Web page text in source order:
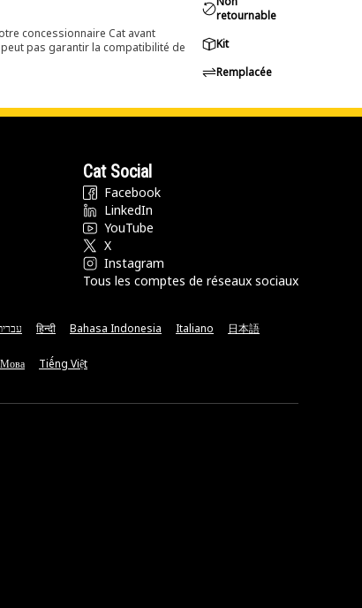
concessionnaire Cat avant
pas garantir la compatibilité de
retournable
Kit
Remplacée
Cat Social
Facebook
LinkedIn
YouTube
X
Instagram
Tous les comptes de réseaux sociaux
हिन्दी Bahasa Indonesia Italiano 日本語
Мова Tiếng Việt